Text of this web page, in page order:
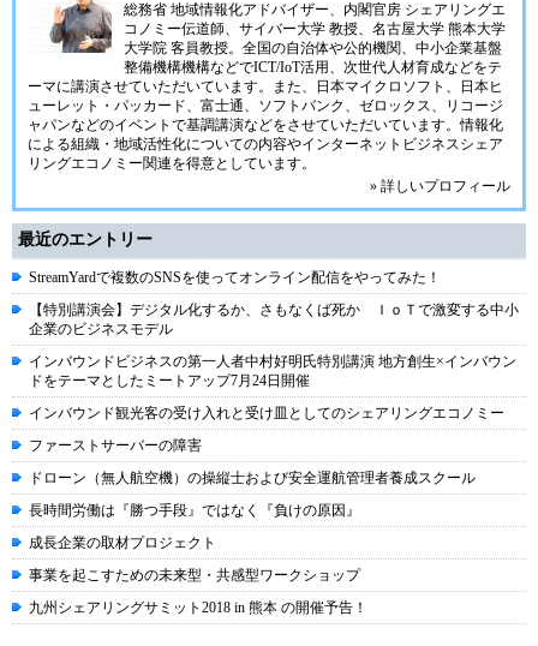
総務省 地域情報化アドバイザー、内閣官房 シェアリングエ
コノミー伝道師、サイバー大学 教授、名古屋大学 熊本大学
大学院 客員教授。全国の自治体や公的機関、中小企業基盤
整備機構機構などでICT/IoT活用、次世代人材育成などをテ
ーマに講演させていただいています。また、日本マイクロソフト、日本ヒ
ューレット・パッカード、富士通、ソフトバンク、ゼロックス、リコージ
ャパンなどのイベントで基調講演などをさせていただいています。情報化
による組織・地域活性化についての内容やインターネットビジネスシェア
リングエコノミー関連を得意としています。
» 詳しいプロフィール
最近のエントリー
StreamYardで複数のSNSを使ってオンライン配信をやってみた！
【特別講演会】デジタル化するか、さもなくば死か ＩｏＴで激変する中小
企業のビジネスモデル
インバウンドビジネスの第一人者中村好明氏特別講演 地方創生×インバウン
ドをテーマとしたミートアップ7月24日開催
インバウンド観光客の受け入れと受け皿としてのシェアリングエコノミー
ファーストサーバーの障害
ドローン（無人航空機）の操縦士および安全運航管理者養成スクール
長時間労働は『勝つ手段』ではなく『負けの原因』
成長企業の取材プロジェクト
事業を起こすための未来型・共感型ワークショップ
九州シェアリングサミット2018 in 熊本 の開催予告！